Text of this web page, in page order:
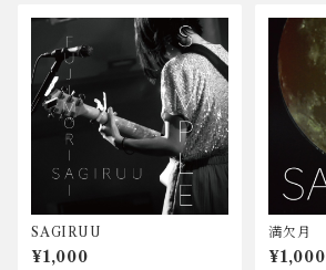
SAGIRUU
¥1,000
満欠月
¥1,000